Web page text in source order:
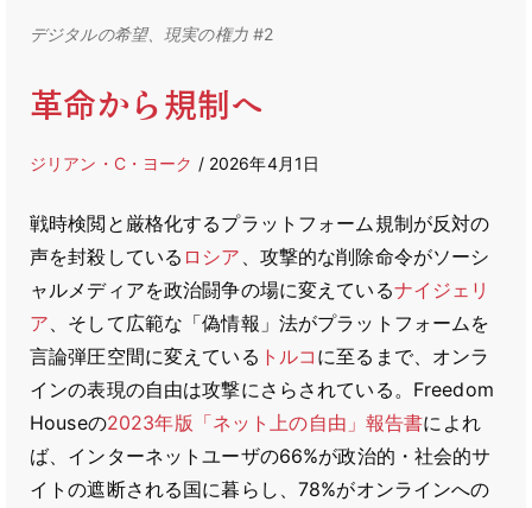
デジタルの希望、現実の権力 #2
革命から規制へ
ジリアン・C・ヨーク / 2026年4月1日
戦時検閲と厳格化するプラットフォーム規制が反対の
声を封殺している ロシア 、攻撃的な削除命令がソーシ
ャルメディアを政治闘争の場に変えているナイジェリ
ア、そして広範な「偽情報」法がプラットフォームを
言論弾圧空間に変えている トルコ に至るまで、オンラ
インの表現の自由は攻撃にさらされている。Freedom
Houseの2023年版「ネット上の自由」報告書によれ
ば、インターネットユーザの66%が政治的・社会的サ
イトの遮断される国に暮らし、78%がオンラインへの